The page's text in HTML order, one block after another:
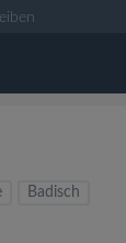
Badisch